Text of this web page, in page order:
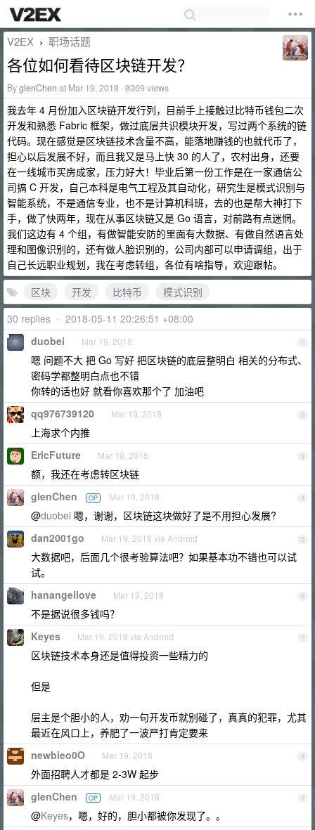
V2EX › 职场话题
各位如何看待区块链开发？
ByglenChen at Mar 19, 2018 · 8309 views
我去年 4 月份加入区块链开发行列，目前手上接触过比特币钱包二次
开发和熟悉 Fabric 框架，做过底层共识模块开发，写过两个系统的链
代码。现在感觉是区块链技术含量不高，能落地赚钱的也就代币了，
担心以后发展不好，而且我又是马上快 30 的人了，农村出身，还要
在一线城市买房成家，压力好大！毕业后第一份工作是在一家通信公
司搞 C 开发，自己本科是电气工程及其自动化，研究生是模式识别与
智能系统，不是通信专业，也不是计算机科班，去的也是帮大神打下
手，做了快两年，现在从事区块链又是 Go 语言，对前路有点迷惘。
我们这边有 4 个组，有做智能安防的里面有大数据、有做自然语言处
理和图像识别的，还有做人脸识别的，公司内部可以申请调组，出于
自己长远职业规划，我在考虑转组，各位有啥指导，欢迎跟帖。
区块
开发 比特币
模式识别
30 replies • 2018-05-11 20:26:51 +08:00
1
duobei Mar 19, 2018
嗯 问题不大 把 Go 写好 把区块链的底层整明白 相关的分布式、
密码学都整明白点也不错
你转的话也好 就看你喜欢那个了 加油吧
2
qq976739120 Mar 19, 2018
上海求个内推
3
EricFuture Mar 19, 2018
额，我还在考虑转区块链
4
glenChen OP Mar 19, 2018
@duobei 嗯，谢谢，区块链这块做好了是不用担心发展?
5
dan2001go Mar 19, 2018 via Android
大数据吧，后面几个很考验算法吧？如果基本功不错也可以试
试。
6
hanangellove Mar 19, 2018
不是据说很多钱吗？
7
Keyes Mar 19, 2018 via Android
区块链技术本身还是值得投资一些精力的
但是
层主是个胆小的人，劝一句开发币就别碰了，真真的犯罪，尤其
最近在风口上，养肥了一波严打肯定要来
8
newbieo0O Mar 19, 2018
外面招聘人才都是 2-3W 起步
9
glenChen OP Mar 19, 2018
@Keyes，嗯，好的，胆小都被你发现了。。